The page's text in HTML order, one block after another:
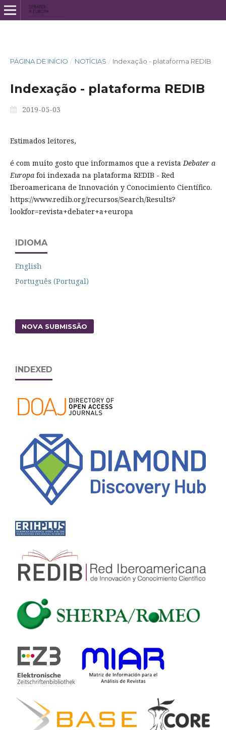
PÁGINA DE INÍCIO / NOTÍCIAS / Indexação - plataforma REDIB
Indexação - plataforma REDIB
2019-05-03
Estimados leitores,
é com muito gosto que informamos que a revistaDebater a
Europa foi indexada na plataforma REDIB - Red
Iberoamericana de Innovación y Conocimiento Científico.
https://www.redib.org/recursos/Search/Results?
lookfor=revista+debater+a+europa
IDIOMA
English
Português (Portugal)
NOVA SUBMISSÃO
INDEXED